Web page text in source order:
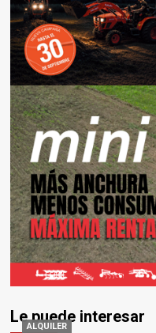
Le puede interesar
ALQUILER